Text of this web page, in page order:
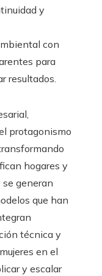
y
con
para
resultados.
protagonismo
hogares y
se generan
que han
técnica y
en el
y escalar